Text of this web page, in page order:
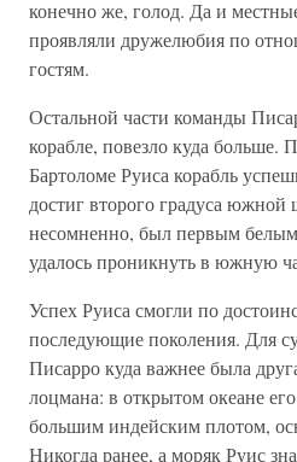
конечно же, голод. Да и
проявляли дружелюбия по
гостям.
Остальной части команды
корабле, повезло куда больше.
Бартоломе Руиса корабль
достиг второго градуса
несомненно, был первым
удалось проникнуть в южную
Успех Руиса смогли по
последующие поколения. Для
Писарро куда важнее была
лоцмана: в открытом океане
большим индейским плотом,
Никогда ранее, а моряк Руис